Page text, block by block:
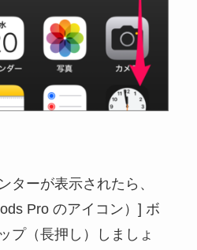
ターが表示されたら、
Pro のアイコン）] ボ
プ（長押し）しましょ